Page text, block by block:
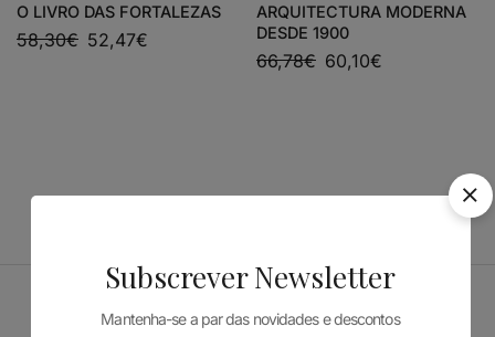
O LIVRO DAS FORTALEZAS
58,30€ 52,47€
ARQUITECTURA MODERNA
DESDE 1900
66,78€ 60,10€
Patrocinadores
Subscrever Newsletter
Mantenha-se a par das novidades e descontos